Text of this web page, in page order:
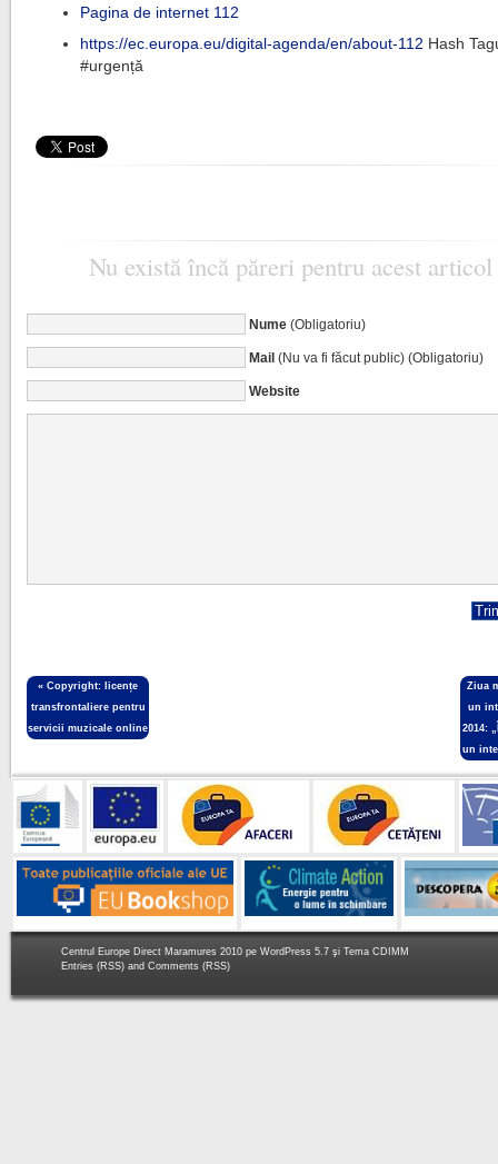
Pagina de internet 112
https://ec.europa.eu/digital-agenda/en/about-112 Hash
#urgență
Nu există încă păreri pentru acest articol
Nume(Obligatoriu)
Mail(Nu va fi făcut public) (Obligatoriu)
Website
«Copyright: licențe
transfrontaliere pentru
servicii muzicale online
Ziua
un
2014:
un
Centrul Europe Direct Maramures 2010 pe WordPress 5.7 şi Tema CDIMM
Entries (RSS) and Comments (RSS)